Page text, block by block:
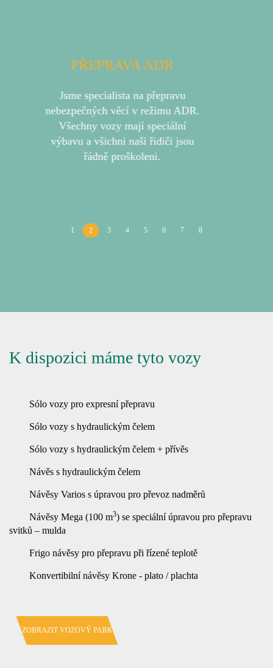
1 2 3 4 5 6 7 8
MULDA
Přeprava ocelových svitků až do
hmotnosti 27 t.
K dispozici máme tyto vozy
Sólo vozy pro expresní přepravu
Sólo vozy s hydraulickým čelem
Sólo vozy s hydraulickým čelem + přívěs
Návěs s hydraulickým čelem
Návěsy Varios s úpravou pro převoz nadměrů
Návěsy Mega (100 m3) se speciální úpravou pro přepravu
svitků – mulda
Frigo návěsy pro přepravu při řízené teplotě
Konvertibilní návěsy Krone - plato / plachta
ZOBRAZIT VOZOVÝ PARK